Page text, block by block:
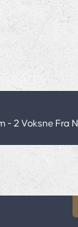
- 2 Voksne Fra